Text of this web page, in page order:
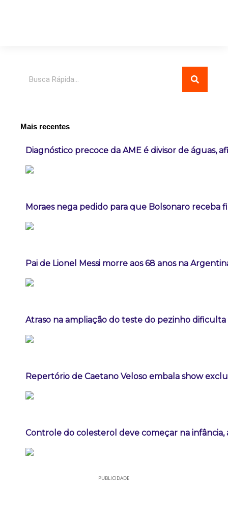
Mais recentes
Diagnóstico precoce da AME é divisor de águas,
Moraes nega pedido para que Bolsonaro receba
Pai de Lionel Messi morre aos 68 anos na
Atraso na ampliação do teste do pezinho dificulta
Repertório de Caetano Veloso embala show
Controle do colesterol deve começar na infância,
PUBLICIDADE